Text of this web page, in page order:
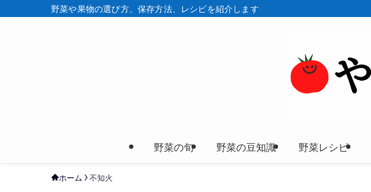
野菜や果物の選び方、保存方法、レシピを紹介します
野菜の旬 野菜の豆知識 野菜レシピ
ホーム 不知火